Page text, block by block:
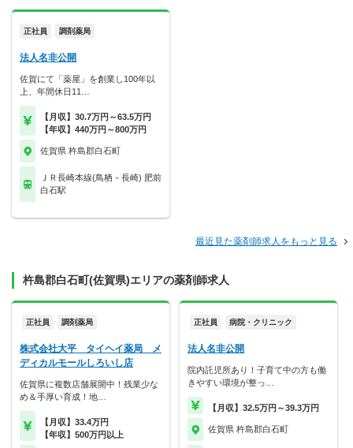
正社員 調剤薬局
法人名非公開
佐賀にて「薬屋」を創業し100年以
上、年間休日11…
【月収】30.7万円～63.5万円
【年収】440万円～800万円
佐賀県 杵島郡白石町
ＪＲ長崎本線(鳥栖－長崎) 肥前
白石駅
最近見た薬剤師求人をもっと見る
杵島郡白石町(佐賀県)エリアの薬剤師求人
正社員 調剤薬局
株式会社大平 タイヘイ薬局 メ
ディカルモールしろいし店
佐賀県に複数店舗展開中！残業少な
め＆手厚い育成！地…
【月収】33.4万円
【年収】500万円以上
正社員 病院・クリニック
法人名非公開
院内託児所あり！子育て中の方も働
きやすい環境が整っ…
【月収】32.5万円～39.3万円
佐賀県 杵島郡白石町